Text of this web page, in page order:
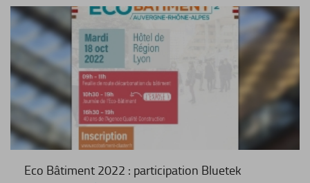
Eco Bâtiment 2022 : participation Bluetek